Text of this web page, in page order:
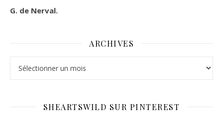
G. de Nerval.
ARCHIVES
SHEARTSWILD SUR PINTEREST